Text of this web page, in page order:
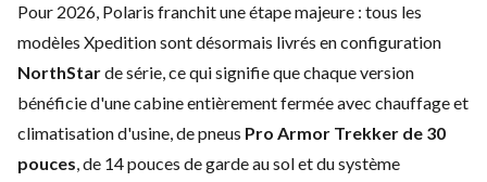
Pour 2026, Polaris franchit une étape majeure : tous les
modèles Xpedition sont désormais livrés en configuration
NorthStarde série, ce qui signifie que chaque version
bénéficie d'une cabine entièrement fermée avec chauffage et
climatisation d'usine, de pneus Pro Armor Trekker de 30
pouces, de 14 pouces de garde au sol et du système